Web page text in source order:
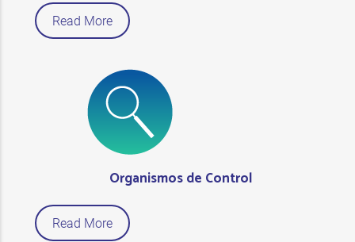
Read More
Organismos de Control
Read More